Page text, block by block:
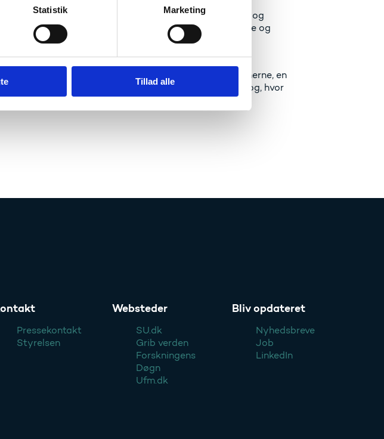
Statistik Marketing
Tillad alle
forskning i antisemitisme. Center for Dokumentation og
og Integrationsministeriet belyser området yderligere og
i antisemitisme i lande, som Danmark normalt
en bibliometrisk undersøgelse af publikationerne, en
forskningsinstitutioner i Danmark og en forskerdialog, hvor
og perspektiver.
Pressekontakt
Styrelsen
Websteder
SU.dk
Grib verden
Forskningens
Døgn
Ufm.dk
Bliv opdateret
Nyhedsbreve
Job
LinkedIn